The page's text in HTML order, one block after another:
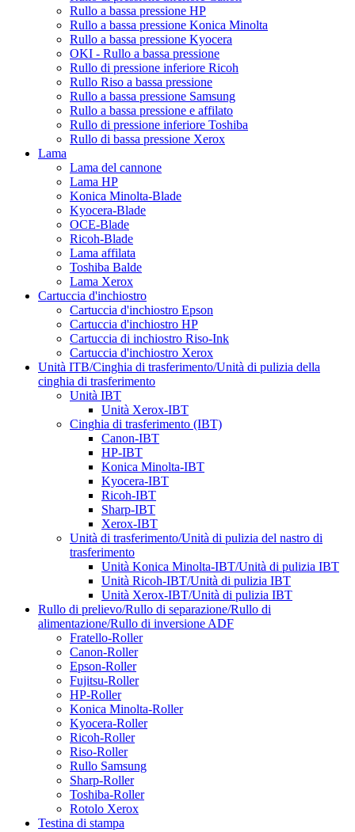
Rullo a bassa pressione HP
Rullo a bassa pressione Konica Minolta
Rullo a bassa pressione Kyocera
OKI - Rullo a bassa pressione
Rullo di pressione inferiore Ricoh
Rullo Riso a bassa pressione
Rullo a bassa pressione Samsung
Rullo a bassa pressione e affilato
Rullo di pressione inferiore Toshiba
Rullo di bassa pressione Xerox
Lama
Lama del cannone
Lama HP
Konica Minolta-Blade
Kyocera-Blade
OCE-Blade
Ricoh-Blade
Lama affilata
Toshiba Balde
Lama Xerox
Cartuccia d'inchiostro
Cartuccia d'inchiostro Epson
Cartuccia d'inchiostro HP
Cartuccia di inchiostro Riso-Ink
Cartuccia d'inchiostro Xerox
Unità ITB/Cinghia di trasferimento/Unità di pulizia della
cinghia di trasferimento
Unità IBT
Unità Xerox-IBT
Cinghia di trasferimento (IBT)
Canon-IBT
HP-IBT
Konica Minolta-IBT
Kyocera-IBT
Ricoh-IBT
Sharp-IBT
Xerox-IBT
Unità di trasferimento/Unità di pulizia del nastro di
trasferimento
Unità Konica Minolta-IBT/Unità di pulizia IBT
Unità Ricoh-IBT/Unità di pulizia IBT
Unità Xerox-IBT/Unità di pulizia IBT
Rullo di prelievo/Rullo di separazione/Rullo di
alimentazione/Rullo di inversione ADF
Fratello-Roller
Canon-Roller
Epson-Roller
Fujitsu-Roller
HP-Roller
Konica Minolta-Roller
Kyocera-Roller
Ricoh-Roller
Riso-Roller
Rullo Samsung
Sharp-Roller
Toshiba-Roller
Rotolo Xerox
Testina di stampa